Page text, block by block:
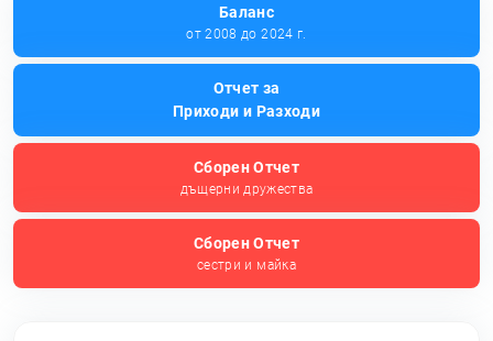
Баланс
от 2008 до 2024 г.
Отчет за
Приходи и Разходи
Сборен Отчет
дъщерни дружества
Сборен Отчет
сестри и майка